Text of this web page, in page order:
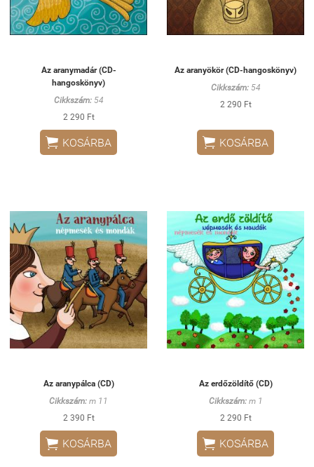
Az aranymadár (CD-
hangoskönyv)
Cikkszám:54
2 290 Ft
 KOSÁRBA
Az aranyökör (CD-hangoskönyv)
Cikkszám:54
2 290 Ft
 KOSÁRBA
Az aranypálca (CD)
Cikkszám: m 11
2 390 Ft
 KOSÁRBA
Az erdőzöldítő (CD)
Cikkszám:m 1
2 290 Ft
 KOSÁRBA